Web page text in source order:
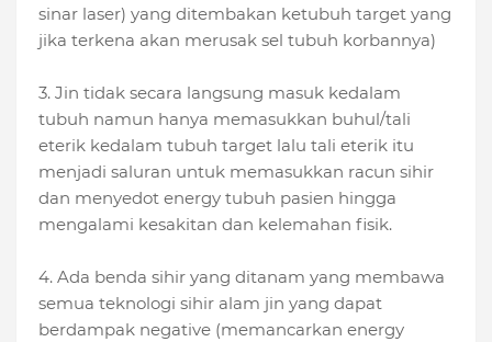
sinar laser) yang ditembakan ketubuh target yang
jika terkena akan merusak sel tubuh korbannya)
3. Jin tidak secara langsung masuk kedalam
tubuh namun hanya memasukkan buhul/tali
eterik kedalam tubuh target lalu tali eterik itu
menjadi saluran untuk memasukkan racun sihir
dan menyedot energy tubuh pasien hingga
mengalami kesakitan dan kelemahan fisik.
4. Ada benda sihir yang ditanam yang membawa
semua teknologi sihir alam jin yang dapat
berdampak negative (memancarkan energy